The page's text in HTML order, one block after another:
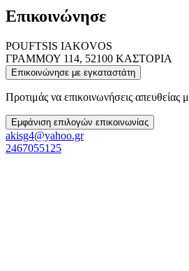
Επικοινώνησε
POUFTSIS IAKOVOS
ΓΡΑΜΜΟΥ 114, 52100 ΚΑΣΤΟΡΙΑ
Επικοινώνησε με εγκαταστάτη
Προτιμάς να επικοινωνήσεις απευθείας
Εμφάνιση επιλογών επικοινωνίας
akisg4@yahoo.gr
2467055125